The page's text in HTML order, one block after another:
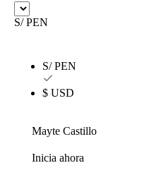
S/ PEN
S/ PEN
$ USD
Mayte Castillo
Inicia ahora